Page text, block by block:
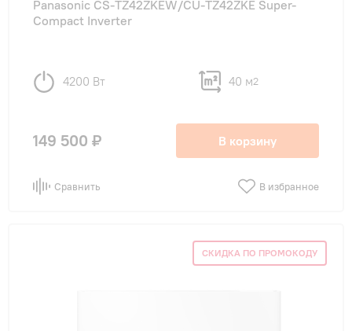
Panasonic CS-TZ42ZKEW/CU-TZ42ZKE Super-
Compact Inverter
4200 Вт 40 м2
149 500 ₽ В корзину
Сравнить В избранное
СКИДКА ПО ПРОМОКОДУ